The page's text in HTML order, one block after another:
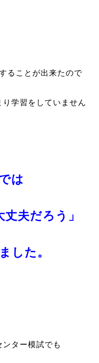
ることが出来たので
学習をしていません
は
丈夫だろう」
した。
ンター模試でも